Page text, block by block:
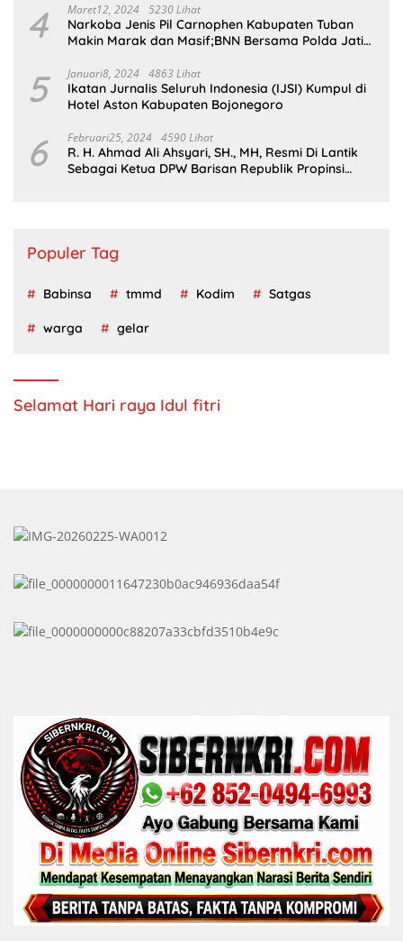
4 Maret12, 2024 5230 Lihat
Narkoba Jenis Pil Carnophen Kabupaten Tuban
Makin Marak dan Masif;BNN Bersama Polda Jatim
5 Januari8, 2024 4863 Lihat
Ikatan Jurnalis Seluruh Indonesia (IJSI) Kumpul di
Hotel Aston Kabupaten Bojonegoro
6 Februari25, 2024 4590 Lihat
R. H. Ahmad Ali Ahsyari, SH., MH, Resmi Di Lantik
Sebagai Ketua DPW Barisan Republik Propinsi
Populer Tag
Babinsa tmmd Kodim Satgas
warga gelar
Selamat Hari raya Idul fitri